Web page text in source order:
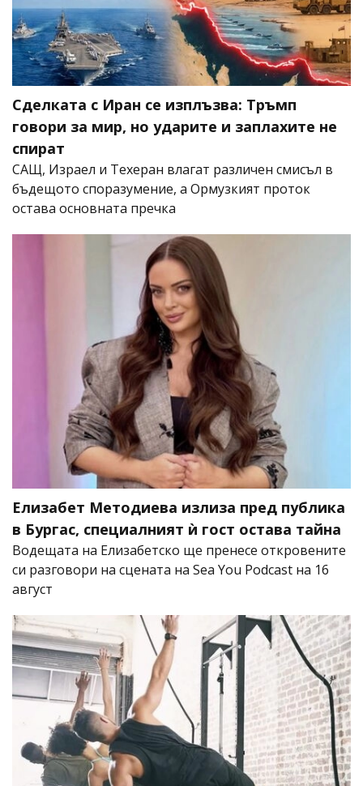
Сделката с Иран се изплъзва: Тръмп
говори за мир, но ударите и заплахите не
спират
САЩ, Израел и Техеран влагат различен смисъл в
бъдещото споразумение, а Ормузкият проток
остава основната пречка
Елизабет Методиева излиза пред публика
в Бургас, специалният ѝ гост остава тайна
Водещата на Елизабетско ще пренесе откровените
си разговори на сцената на Sea You Podcast на 16
август